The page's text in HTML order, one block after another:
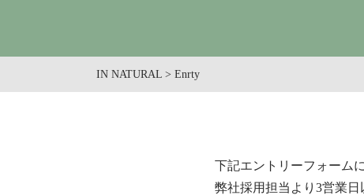
IN NATURAL > Enrty
下記エントリーフォーム
弊社採用担当より3営業日